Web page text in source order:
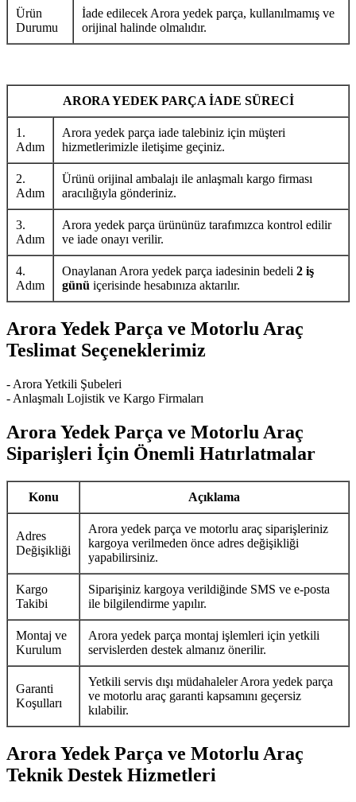
Ürün
Durumu
İade edilecek Arora yedek parça, kullanılmamış ve
orijinal halinde olmalıdır.
ARORA YEDEK PARÇA İADE SÜRECİ
1.
Adım
Arora yedek parça iade talebiniz için müşteri
hizmetlerimizle iletişime geçiniz.
2.
Adım
Ürünü orijinal ambalajı ile anlaşmalı kargo firması
aracılığıyla gönderiniz.
3.
Adım
Arora yedek parça ürününüz tarafımızca kontrol edilir
ve iade onayı verilir.
4.
Adım
Onaylanan Arora yedek parça iadesinin bedeli 2 iş
günü içerisinde hesabınıza aktarılır.
Arora Yedek Parça ve Motorlu Araç
Teslimat Seçeneklerimiz
- Arora Yetkili Şubeleri
- Anlaşmalı Lojistik ve Kargo Firmaları
Arora Yedek Parça ve Motorlu Araç
Siparişleri İçin Önemli Hatırlatmalar
Konu Açıklama
Adres
Değişikliği
Arora yedek parça ve motorlu araç siparişleriniz
kargoya verilmeden önce adres değişikliği
yapabilirsiniz.
Kargo
Takibi
Siparişiniz kargoya verildiğinde SMS ve e-posta
ile bilgilendirme yapılır.
Montaj ve
Kurulum
Arora yedek parça montaj işlemleri için yetkili
servislerden destek almanız önerilir.
Garanti
Koşulları
Yetkili servis dışı müdahaleler Arora yedek parça
ve motorlu araç garanti kapsamını geçersiz
kılabilir.
Arora Yedek Parça ve Motorlu Araç
Teknik Destek Hizmetleri